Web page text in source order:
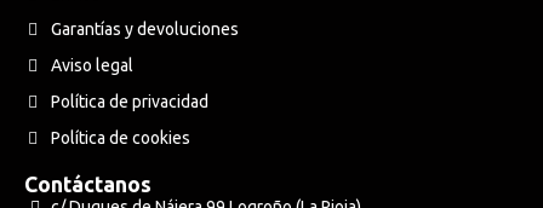
Garantías y devoluciones
Aviso legal
Política de privacidad
Política de cookies
Contáctanos